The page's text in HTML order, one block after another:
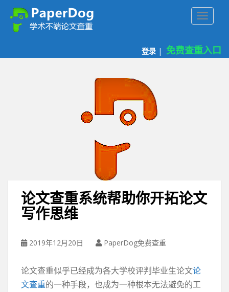
登录 | 免费查重入口
论文查重系统帮助你开拓论文
写作思维
2019年12月20日 PaperDog免费查重
论文查重似乎已经成为各大学校评判毕业生论文论
文查重的一种手段，也成为一种根本无法避免的工